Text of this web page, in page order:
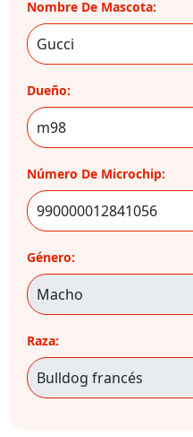
Nombre De Mascota:
Dueño:
Número De Microchip:
Género:
Raza: